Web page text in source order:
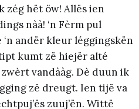
zég hët öw! Allës ien
nàà! ‘n Fèrm pul
‘n andër kleur léggingskën
kumt zë hiejër alté
vandààg. Dè duun ik
zë dreugt. Ien tijë va
zuuj’ën. Wittë